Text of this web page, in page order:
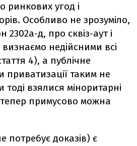
ринкових угод і
Особливо не зрозуміло,
2302а-д, про сквіз-аут і
недійсними всі
4), а публічне
приватизації таким не
тоді взялися міноритарні
примусово можна
доказів) є